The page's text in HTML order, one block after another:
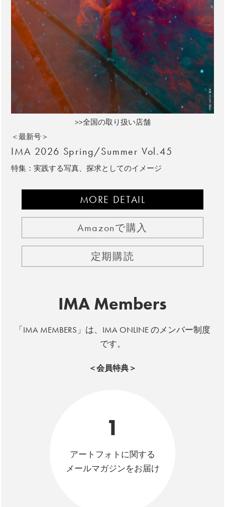
>>全国の取り扱い店舗
＜最新号＞
IMA 2026 Spring/Summer Vol.45
特集：実践する写真、探求としてのイメージ
MORE DETAIL
Amazonで購入
定期購読
IMA Members
「IMA MEMBERS」は、IMA ONLINE のメンバー制度
です。
＜会員特典＞
1
アートフォトに関する
メールマガジンをお届け